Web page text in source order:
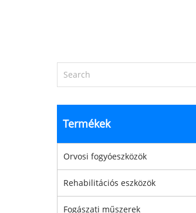
Termékek
Orvosi fogyóeszközök
Rehabilitációs eszközök
Fogászati ​​műszerek